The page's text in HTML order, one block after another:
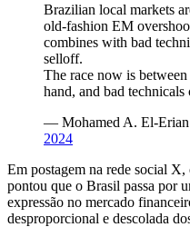
Brazilian local markets
old-fashion EM
combines with bad
selloff.
The race now is
hand, and bad
— Mohamed A. El-Erian
2024
Em postagem na rede social
pontou que o Brasil passa por
expressão no mercado
desproporcional e descolada